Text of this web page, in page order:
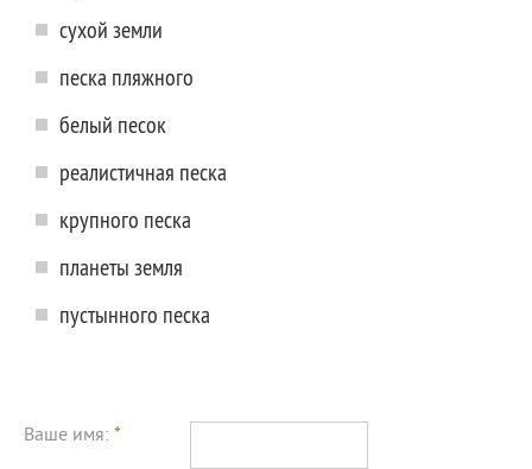
сухой земли
песка пляжного
белый песок
реалистичная песка
крупного песка
планеты земля
пустынного песка
Ваше имя: *